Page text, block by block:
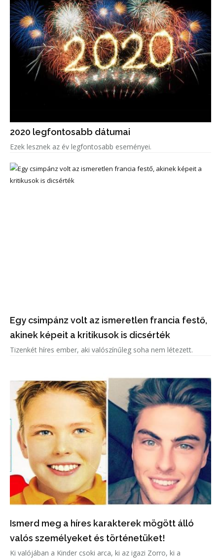
2020 legfontosabb dátumai
Ezek lesznek az év legfontosabb eseményei.
Egy csimpánz volt az ismeretlen francia festő,
akinek képeit a kritikusok is dicsérték
Tizenkét híres ember, aki valószínűleg soha nem létezett.
Ismerd meg a híres karakterek mögött álló
valós személyeket és történetüket!
Ki valójában a Kinder csoki arca, ki az igazi Zorro, ki a